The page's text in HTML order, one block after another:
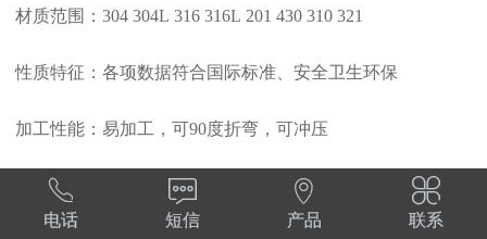
材质范围：304 304L 316 316L 201 430 310 321
性质特征：各项数据符合国际标准、安全卫生环保
加工性能：易加工，可90度折弯，可冲压
表面性质：T字压花，人字压花，米粒压花等。

电话

短信

产品

联系